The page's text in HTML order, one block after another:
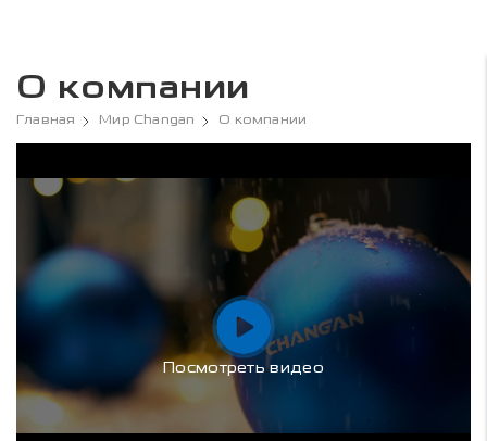
О компании
Главная Мир Changan О компании
Посмотреть видео